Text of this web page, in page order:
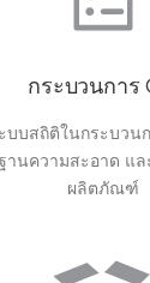
กระบวนการ
บบสถิติในกระบว
านความสะอาด แ
ผลิตภัณฑ์